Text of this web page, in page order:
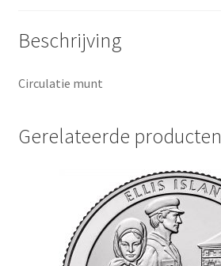
Beschrijving
Circulatie munt
Gerelateerde producten